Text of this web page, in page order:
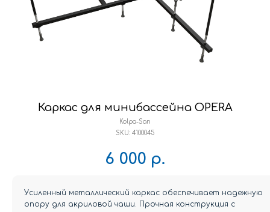
Каркас для минибассейна OPERA
Kolpa-San
SKU: 4100045
6 000 р.
Усиленный металлический каркас обеспечивает надежную
опору для акриловой чаши. Прочная конструкция с